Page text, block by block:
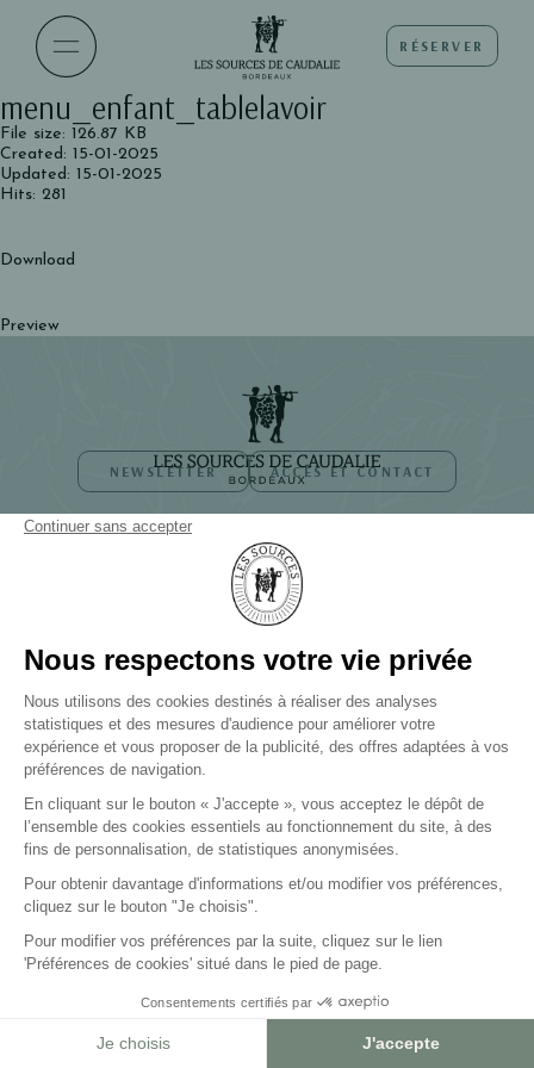
RÉSERVER
menu_enfant_tablelavoir
File size: 126.87 KB
Created: 15-01-2025
Updated: 15-01-2025
Hits: 281
Download
Preview
NEWSLETTER ACCÈS ET CONTACT
33650 BORDEAUX-MARTILLAC
+33(0)5 57 83 83 83
LES SOURCES DE CAUDALIEPALACE ET 3 CLEFS
MICHELIN
LES SOURCES DE CHEVERNY
LES SOURCES DE VOUGEOTHÔTEL 5 ÉTOILES
PRESSE
CARRIÈRES
BLOG
AGENCES DE VOYAGES
FAQ
CGV
MENTIONS LÉGALES ET DONNÉES